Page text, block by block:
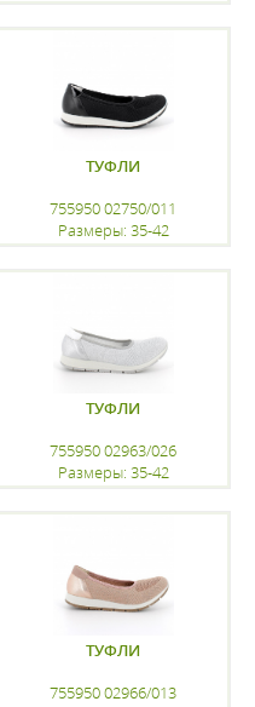
ТУФЛИ
755950 02750/011
Размеры: 35-42
ТУФЛИ
755950 02963/026
Размеры: 35-42
ТУФЛИ
755950 02966/013